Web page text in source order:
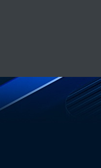
Свидетельство о
Разрешается